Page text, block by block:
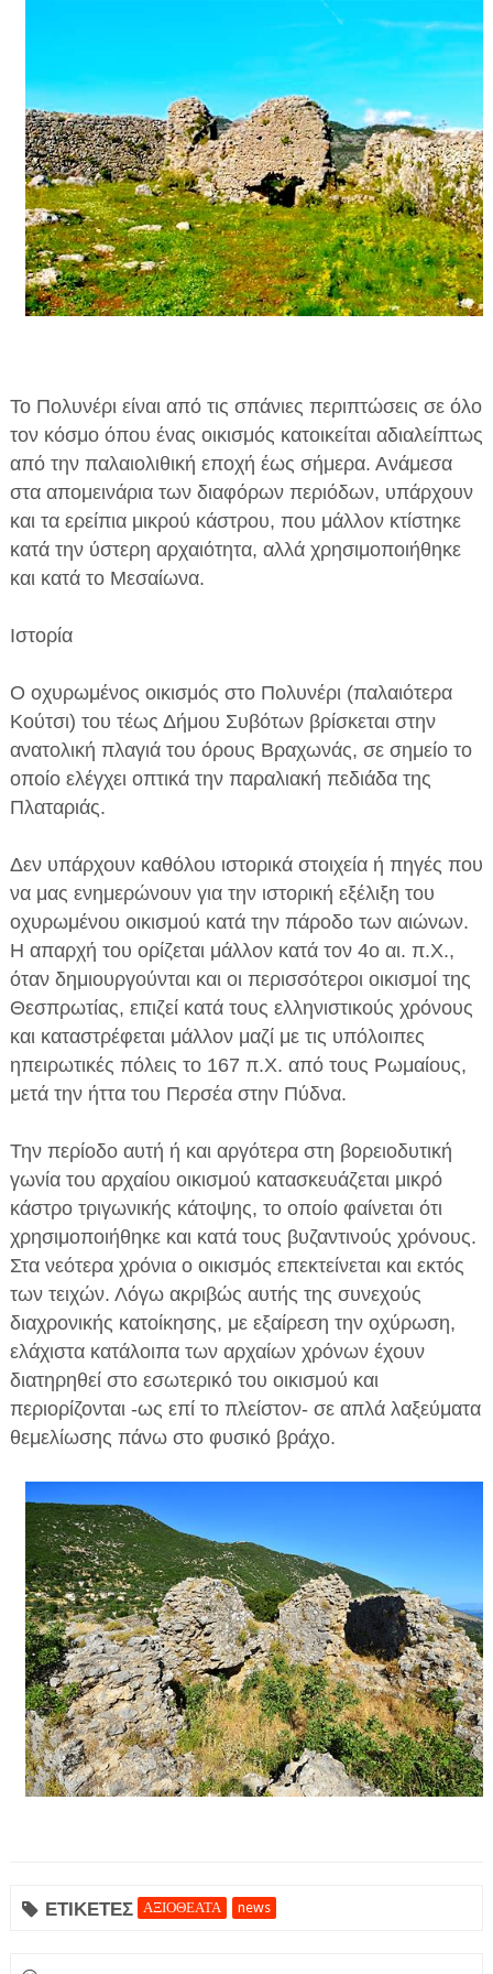
ΑΡΤΑ
ΙΩΑΝΝΙΝΑ
ΘΕΣΠΡΩΤΙΑ
ΙΟΝΙΑ ΝΗΣΙΑ
ΚΑΙ ΕΛΛΑΔΑ
ΠΕΡΙΒΑΛΛΟΝ
ΤΕΧΝΟΛΟΓΙΑ
ΔΙΕΘΝΗ
ΠΛΗΡΟΦΟΡΙΕΣ
Το Πολυνέρι είναι από τις σπάνιες περιπτώσεις σε όλο
τον κόσμο όπου ένας οικισμός κατοικείται αδιαλείπτως
από την παλαιολιθική εποχή έως σήμερα. Ανάμεσα
στα απομεινάρια των διαφόρων περιόδων, υπάρχουν
και τα ερείπια μικρού κάστρου, που μάλλον κτίστηκε
κατά την ύστερη αρχαιότητα, αλλά χρησιμοποιήθηκε
και κατά το Μεσαίωνα.
Ιστορία
Ο οχυρωμένος οικισμός στο Πολυνέρι (παλαιότερα
Κούτσι) του τέως Δήμου Συβότων βρίσκεται στην
ανατολική πλαγιά του όρους Βραχωνάς, σε σημείο το
οποίο ελέγχει οπτικά την παραλιακή πεδιάδα της
Πλαταριάς.
Δεν υπάρχουν καθόλου ιστορικά στοιχεία ή πηγές που
να μας ενημερώνουν για την ιστορική εξέλιξη του
οχυρωμένου οικισμού κατά την πάροδο των αιώνων.
Η απαρχή του ορίζεται μάλλον κατά τον 4ο αι. π.Χ.,
όταν δημιουργούνται και οι περισσότεροι οικισμοί της
Θεσπρωτίας, επιζεί κατά τους ελληνιστικούς χρόνους
και καταστρέφεται μάλλον μαζί με τις υπόλοιπες
ηπειρωτικές πόλεις το 167 π.Χ. από τους Ρωμαίους,
μετά την ήττα του Περσέα στην Πύδνα.
Την περίοδο αυτή ή και αργότερα στη βορειοδυτική
γωνία του αρχαίου οικισμού κατασκευάζεται μικρό
κάστρο τριγωνικής κάτοψης, το οποίο φαίνεται ότι
χρησιμοποιήθηκε και κατά τους βυζαντινούς χρόνους.
Στα νεότερα χρόνια ο οικισμός επεκτείνεται και εκτός
των τειχών. Λόγω ακριβώς αυτής της συνεχούς
διαχρονικής κατοίκησης, με εξαίρεση την οχύρωση,
ελάχιστα κατάλοιπα των αρχαίων χρόνων έχουν
διατηρηθεί στο εσωτερικό του οικισμού και
περιορίζονται -ως επί το πλείστον- σε απλά λαξεύματα
θεμελίωσης πάνω στο φυσικό βράχο.
ΕΤΙΚΕΤΕΣ ΑΞΙΟΘΕΑΤΑ news